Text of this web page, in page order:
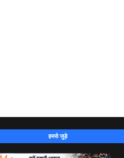
हमसे जुड़े